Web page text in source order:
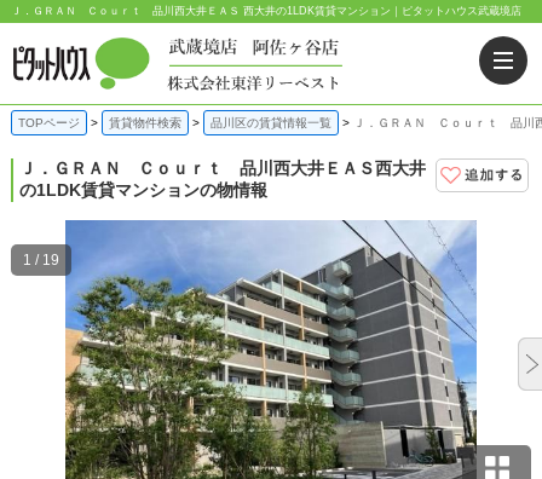
Ｊ．ＧＲＡＮ Ｃｏｕｒｔ 品川西大井ＥＡＳ 西大井の1LDK賃貸マンション｜ピタットハウス武蔵境店
TOPページ 賃貸物件検索 品川区の賃貸情報一覧 Ｊ．ＧＲＡＮ Ｃｏｕｒｔ 品川
Ｊ．ＧＲＡＮ Ｃｏｕｒｔ 品川西大井ＥＡＳ西大井
の1LDK賃貸マンションの物情報
1 / 19